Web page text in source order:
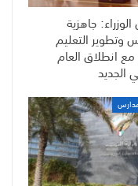
جاهزية
وتطوير التعليم
مع انطلاق العام
الجديد